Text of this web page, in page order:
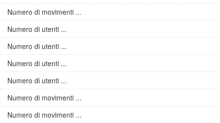
Numero di movimenti ...
Numero di utenti ...
Numero di utenti ...
Numero di utenti ...
Numero di utenti ...
Numero di movimenti ...
Numero di movimenti ...